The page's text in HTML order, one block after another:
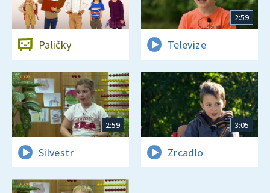
Paličky
2:59
Televize
2:59
Silvestr
3:05
Zrcadlo